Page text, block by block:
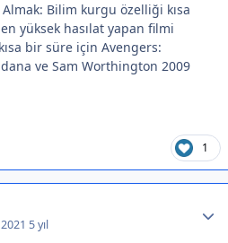
Bilim kurgu özelliği kısa
yüksek hasılat yapan filmi
bir süre için Avengers:
ve Sam Worthington 2009
1
5 yıl